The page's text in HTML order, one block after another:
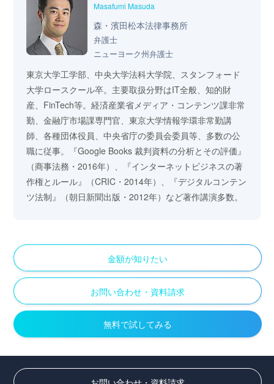
Masafumi Masuda
森・濱田松本法律事務所
弁護士
ニューヨーク州弁護士
東京大学工学部、中央大学法科大学院、スタンフォード
大学ロースクール卒。主要取扱分野はIT全般、知的財
産、FinTech等。経済産業省メディア・コンテンツ課非常
勤、金融庁市場課専門官、東京大学情報学環非常勤講
師、各種団体役員、中央省庁の委員会委員等、多数の公
職に従事。『Google Books 裁判資料の分析とその評価』
（商事法務・2016年）、『インターネットビジネスの著
作権とルール』（CRIC・2014年）、『デジタルコンテン
ツ法制』（朝日新聞出版・2012年）など著作講演多数。
金額が知りたい
お問い合わせ・資料請求
無料で試してみる